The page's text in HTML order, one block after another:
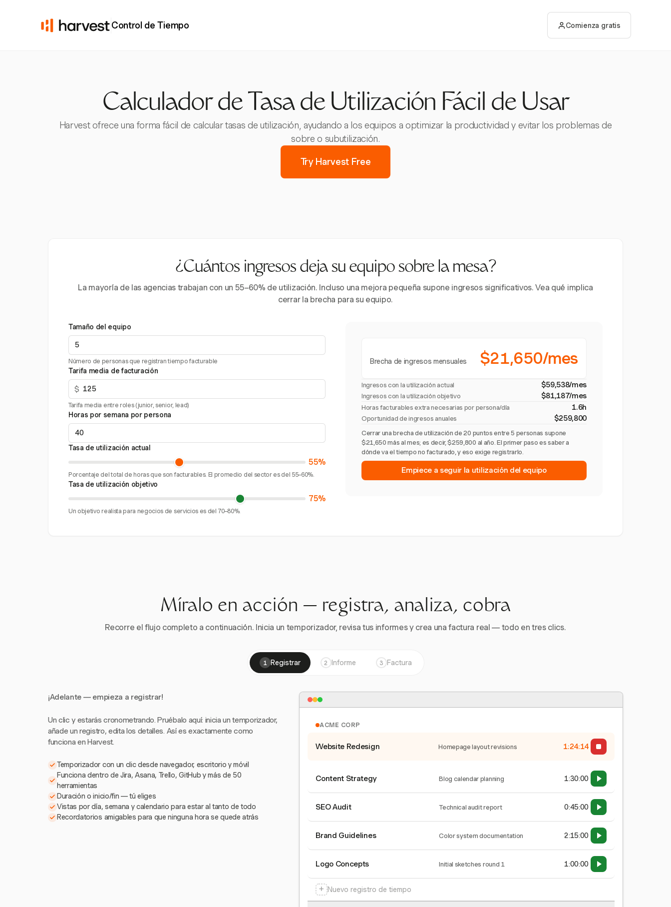
Control de Tiempo Comienza gratis
Calculador de Tasa de Utilización Fácil de Usar
Harvest ofrece una forma fácil de calcular tasas de utilización, ayudando a los equipos a optimizar la productividad y evitar los problemas de
sobre o subutilización.
Try Harvest Free
¿Cuántos ingresos deja su equipo sobre la mesa?
La mayoría de las agencias trabajan con un 55–60% de utilización. Incluso una mejora pequeña supone ingresos significativos. Vea qué implica
cerrar la brecha para su equipo.
Tamaño del equipo
Número de personas que registran tiempo facturable
Tarifa media de facturación
$
Tarifa media entre roles (junior, senior, lead)
Horas por semana por persona
Tasa de utilización actual
55%
Porcentaje del total de horas que son facturables. El promedio del sector es del 55–60%.
Tasa de utilización objetivo
75%
Un objetivo realista para negocios de servicios es del 70–80%.
Brecha de ingresos mensuales $21,650/mes
Ingresos con la utilización actual $59,538/mes
Ingresos con la utilización objetivo $81,187/mes
Horas facturables extra necesarias por persona/día 1.6h
Oportunidad de ingresos anuales $259,800
Cerrar una brecha de utilización de 20 puntos entre 5 personas supone
$21,650 más al mes; es decir, $259,800 al año. El primer paso es saber a
dónde va el tiempo no facturado, y eso exige registrarlo.
Empiece a seguir la utilización del equipo
Míralo en acción — registra, analiza, cobra
Recorre el flujo completo a continuación. Inicia un temporizador, revisa tus informes y crea una factura real — todo en tres clics.
1 Registrar 2 Informe 3 Factura
¡Adelante — empieza a registrar!
Un clic y estarás cronometrando. Pruébalo aquí: inicia un temporizador,
añade un registro, edita los detalles. Así es exactamente como
funciona en Harvest.
Temporizador con un clic desde navegador, escritorio y móvil
Funciona dentro de Jira, Asana, Trello, GitHub y más de 50
herramientas
Duración o inicio/fin — tú eliges
Vistas por día, semana y calendario para estar al tanto de todo
Recordatorios amigables para que ninguna hora se quede atrás
ACME CORP
Website Redesign Homepage layout revisions 1:24:15
Content Strategy Blog calendar planning 1:30:00
SEO Audit Technical audit report 0:45:00
Brand Guidelines Color system documentation 2:15:00
Logo Concepts Initial sketches round 1 1:00:00
+ Nuevo registro de tiempo